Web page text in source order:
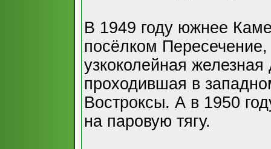
В 1949 году южнее
посёлком
узкоколейная железная
проходившая в
Востроксы. А в 1950
на паровую тягу.